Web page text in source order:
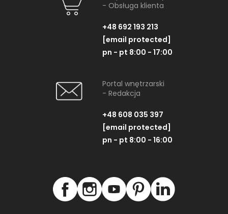
- Obsługa klienta
+48 692 193 213
[email protected]
pn - pt 8:00 - 17:00
Portal wnętrzarski
- Redakcja
+48 608 035 397
[email protected]
pn - pt 8:00 - 16:00